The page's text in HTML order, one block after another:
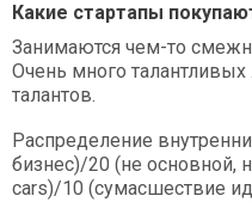
Какие стартапы
Занимаются чем-то
Очень много
талантов.
Распределение
бизнес)/20 (не основной,
cars)/10 (сумасшествие